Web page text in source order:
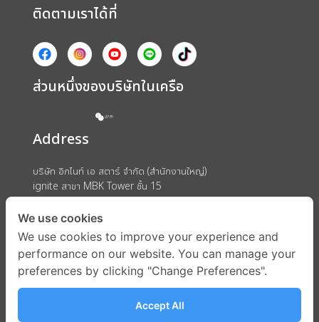
ติดตามเราได้ที่
ส่วนหนึ่งของบริษัทในเครือ
Address
บริษัท อิกไนท์ เอ สตาร์ จำกัด (สำนักงานใหญ่)
ignite สาขา MBK Tower ชั้น 15
ถนนพญาไท แขวงวังใหม่ เขตปทุมวัน กรุงเทพมหานคร 10330
We use cookies
We use cookies to improve your experience and
performance on our website. You can manage your
preferences by clicking "Change Preferences".
Accept All